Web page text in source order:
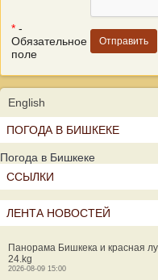
* -
Обязательное
поле
English
ПОГОДА В БИШКЕКЕ
Погода в Бишкеке
ССЫЛКИ
ЛЕНТА НОВОСТЕЙ
Панорама Бишкека и красная
24.kg
2026-08-09 15:00